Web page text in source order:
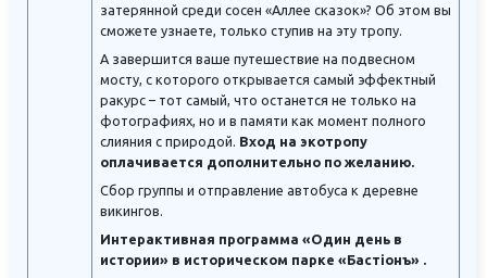
затерянной среди сосен «Аллее сказок»? Об этом вы
сможете узнаете, только ступив на эту тропу.
А завершится ваше путешествие на подвесном
мосту, с которого открывается самый эффектный
ракурс – тот самый, что останется не только на
фотографиях, но и в памяти как момент полного
слияния с природой. Вход на экотропу
оплачивается дополнительно по желанию.
Сбор группы и отправление автобуса к деревне
викингов.
Интерактивная программа «Один день в
истории» в историческом парке «Бастiонъ» .